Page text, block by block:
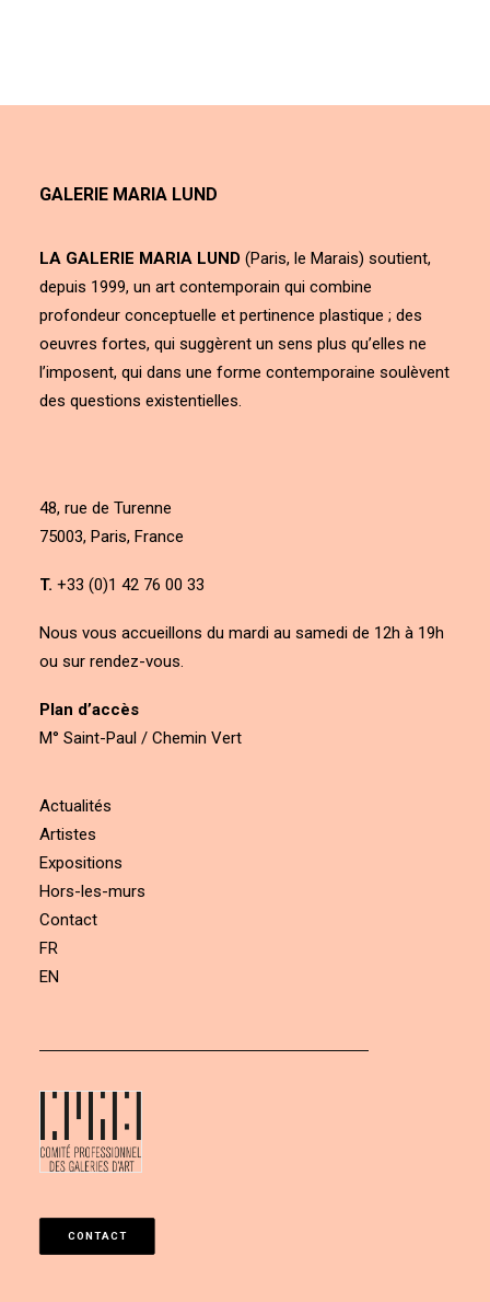
GALERIE MARIA LUND
LA GALERIE MARIA LUND (Paris, le Marais) soutient,
depuis 1999, un art contemporain qui combine
profondeur conceptuelle et pertinence plastique ; des
oeuvres fortes, qui suggèrent un sens plus qu’elles ne
l’imposent, qui dans une forme contemporaine soulèvent
des questions existentielles.
48, rue de Turenne
75003, Paris, France
T. +33 (0)1 42 76 00 33
Nous vous accueillons du mardi au samedi de 12h à 19h
ou sur rendez-vous.
Plan d’accès
M° Saint-Paul / Chemin Vert
Actualités
Artistes
Expositions
Hors-les-murs
Contact
FR
EN
CONTACT